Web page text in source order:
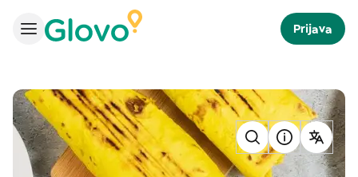
Prijava